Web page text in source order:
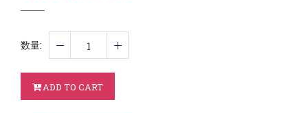
数量:
ADD TO CART